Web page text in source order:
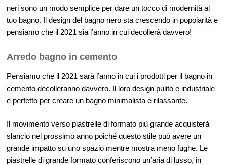
neri sono un modo semplice per dare un tocco di modernità al
tuo bagno. Il design del bagno nero sta crescendo in popolarità e
pensiamo che il 2021 sia l’anno in cui decollerà davvero!
Arredo bagno in cemento
Pensiamo che il 2021 sarà l’anno in cui i prodotti per il bagno in
cemento decolleranno davvero. Il loro design pulito e industriale
è perfetto per creare un bagno minimalista e rilassante.
Il movimento verso piastrelle di formato più grande acquisterà
slancio nel prossimo anno poiché questo stile può avere un
grande impatto su uno spazio mentre mostra meno fughe. Le
piastrelle di grande formato conferiscono un’aria di lusso, in